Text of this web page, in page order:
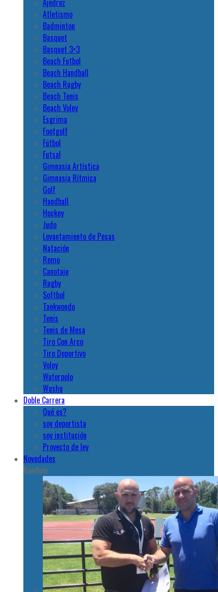
Ajedrez
Atletismo
Badminton
Basquet
Basquet 3×3
Beach Futbol
Beach Handball
Beach Rugby
Beach Tenis
Beach Voley
Esgrima
Footgolf
Fútbol
Futsal
Gimnasia Artística
Gimnasia Rítmica
Golf
Handball
Hockey
Judo
Levantamiento de Pesas
Natación
Remo
Canotaje
Rugby
Softbol
Taekwondo
Tenis
Tenis de Mesa
Tiro Con Arco
Tiro Deportivo
Voley
Waterpolo
Wushu
Doble Carrera
Qué es?
soy deportista
soy institución
Proyecto de ley
Novedades
Random